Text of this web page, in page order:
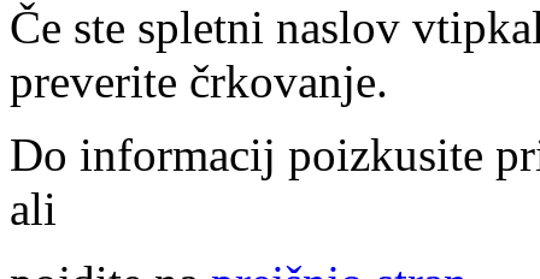
Če ste spletni naslov
preverite črkovanje.
Do informacij poizkusite
ali